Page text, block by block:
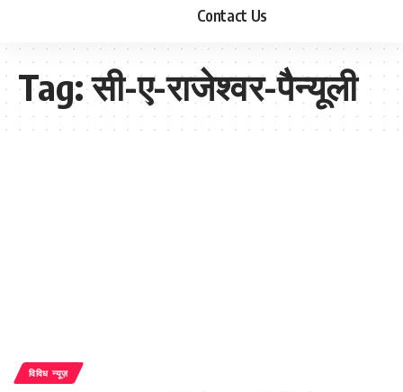
Contact Us
Tag:सी-ए-राजेश्वर-पैन्यूली
विविध न्यूज़